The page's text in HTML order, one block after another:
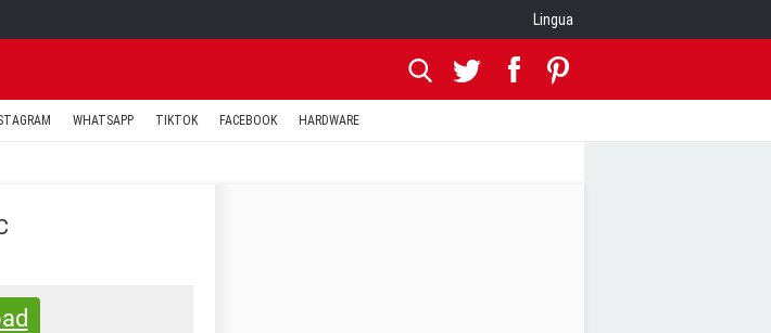
Lingua
WHATSAPP TIKTOK FACEBOOK HARDWARE